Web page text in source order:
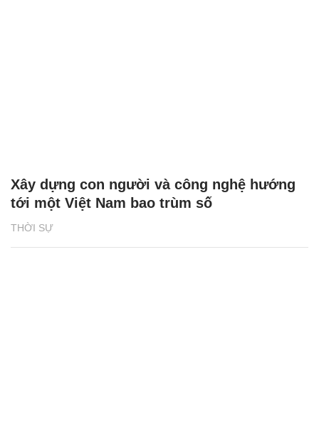
THỜI SỰ
Xây dựng con người và công nghệ hướng
tới một Việt Nam bao trùm số